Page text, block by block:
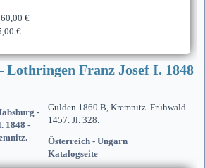
€
€
Lothringen Franz Josef I. 1848
Gulden 1860 B, Kremnitz. Frühwald
1457. Jl. 328.
Österreich - Ungarn
Katalogseite